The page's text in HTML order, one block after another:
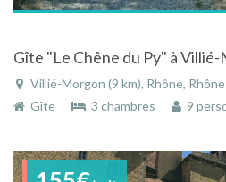
Villié-Morgon (9 km), Rhône, Rhône-
Gîte
3 chambres 9